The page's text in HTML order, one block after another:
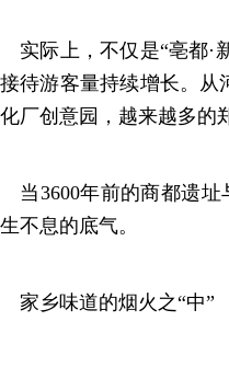
实际上，不仅是“亳都·
接待游客量持续增长。从
化厂创意园，越来越多的
当3600年前的商都遗址
生不息的底气。
家乡味道的烟火之“中”